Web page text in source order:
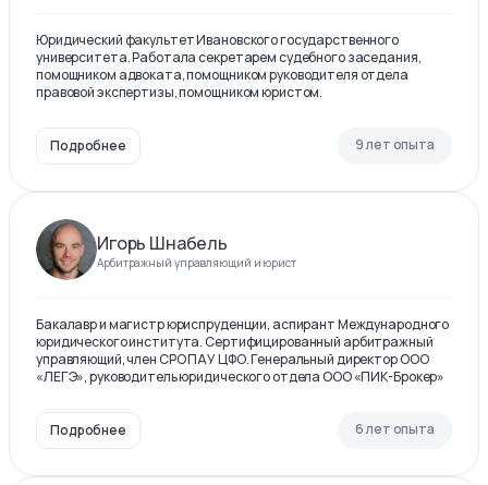
Юридический факультет Ивановского государственного
университета. Работала секретарем судебного заседания,
помощником адвоката, помощником руководителя отдела
правовой экспертизы, помощником юристом.
Подробнее 9 лет опыта
Игорь Шнабель
Арбитражный управляющий и юрист
Бакалавр и магистр юриспруденции, аспирант Международного
юридического института. Сертифицированный арбитражный
управляющий, член СРО ПАУ ЦФО. Генеральный директор ООО
«ЛЕГЭ», руководитель юридического отдела ООО «ПИК-Брокер»
Подробнее 6 лет опыта